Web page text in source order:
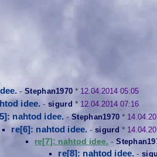
-Stephan1970 * 12.04.2014 05:05
idee. -sigurd * 12.04.2014 07:16
nahtod idee. -Stephan1970 *
re[6]: nahtod idee. -sigurd *
re[7]: nahtod idee. -
re[8]: nahtod idee. -